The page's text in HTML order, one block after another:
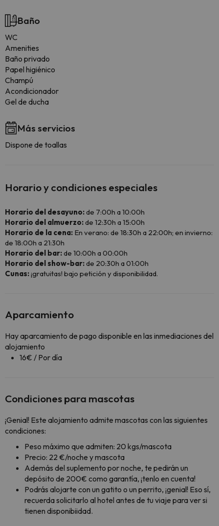
Baño
WC
Amenities
Baño privado
Papel higiénico
Champú
Acondicionador
Gel de ducha
Más servicios
Dispone de toallas
Horario y condiciones especiales
Horario del desayuno:de 7:00h a 10:00h
Horario del almuerzo:de 12:30h a 15:00h
Horario de la cena: En verano: de 18:30h a 22:00h; en invierno:
de 18:00h a 21:30h
Horario del bar:de 10:00h a 00:00h
Horario del show-bar:de 20:30h a 01:00h
Cunas:¡gratuitas! bajo petición y disponibilidad.
Aparcamiento
Hay aparcamiento de pago disponible en las inmediaciones del
alojamiento
16€ / Por día
Condiciones para mascotas
¡Genial! Este alojamiento admite mascotas con las siguientes
condiciones:
Peso máximo que admiten: 20 kgs/mascota
Precio: 22 €/noche y mascota
Además del suplemento por noche, te pedirán un
depósito de 200€ como garantía, ¡tenlo en cuenta!
Podrás alojarte con un gatito o un perrito, ¡genial! Eso sí,
recuerda solicitarlo al hotel antes de tu viaje para ver si
tienen disponibiidad.